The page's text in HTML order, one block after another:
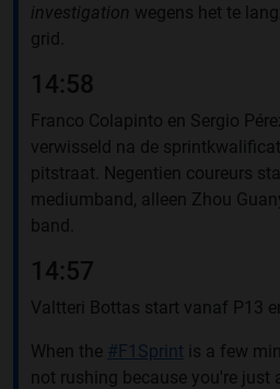
investigation wegens het te
grid.
14:58
Franco Colapinto en Sergio
verwisseld na de
pitstraat. Negentien coureurs
mediumband, alleen Zhou
band.
14:57
Valtteri Bottas start vanaf P13
When the #F1Sprint is a few
not rushing because you're just